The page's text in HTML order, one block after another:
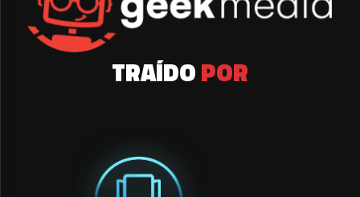
TRAÍDOPOR